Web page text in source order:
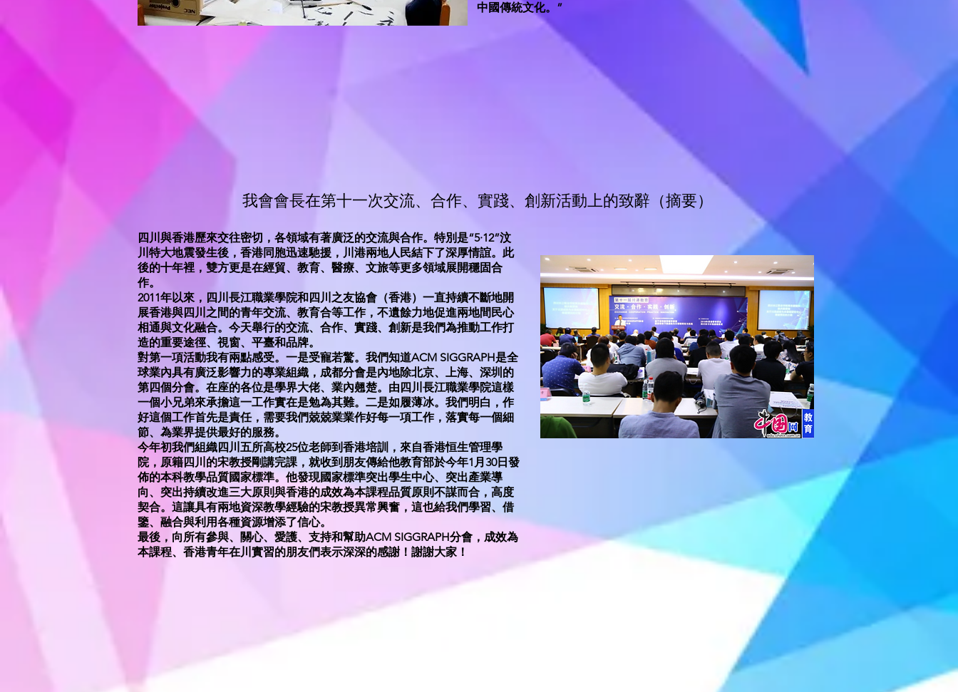
中國傳統文化。”
我會會長在第十一次交流、合作、實踐、創新活動上的致辭（摘要）
四川與香港歷來交往密切，各領域有著廣泛的交流與合作。特別是“5·12”汶
川特大地震發生後，香港同胞迅速馳援，川港兩地人民結下了深厚情誼。此
後的十年裡，雙方更是在經貿、教育、醫療、文旅等更多領域展開穩固合
作。
2011年以來，四川長江職業學院和四川之友協會（香港）一直持續不斷地開
展香港與四川之間的青年交流、教育合等工作，不遺餘力地促進兩地間民心
相通與文化融合。今天舉行的交流、合作、實踐、創新是我們為推動工作打
造的重要途徑、視窗、平臺和品牌。
對第一項活動我有兩點感受。一是受寵若驚。我們知道ACM SIGGRAPH是全
球業內具有廣泛影響力的專業組織，成都分會是內地除北京、上海、深圳的
第四個分會。在座的各位是學界大佬、業內翹楚。由四川長江職業學院這樣
一個小兄弟來承擔這一工作實在是勉為其難。二是如履薄冰。我們明白，作
好這個工作首先是責任，需要我們兢兢業業作好每一項工作，落實每一個細
節、為業界提供最好的服務。
今年初我們組織四川五所高校25位老師到香港培訓，來自香港恒生管理學
院，原籍四川的宋教授剛講完課，就收到朋友傳給他教育部於今年1月30日發
佈的本科教學品質國家標準。他發現國家標準突出學生中心、突出產業導
向、突出持續改進三大原則與香港的成效為本課程品質原則不謀而合，高度
契合。這讓具有兩地資深教學經驗的宋教授異常興奮，這也給我們學習、借
鑒、融合與利用各種資源增添了信心。
最後，向所有參與、關心、愛護、支持和幫助ACM SIGGRAPH分會，成效為
本課程、香港青年在川實習的朋友們表示深深的感謝！謝謝大家！